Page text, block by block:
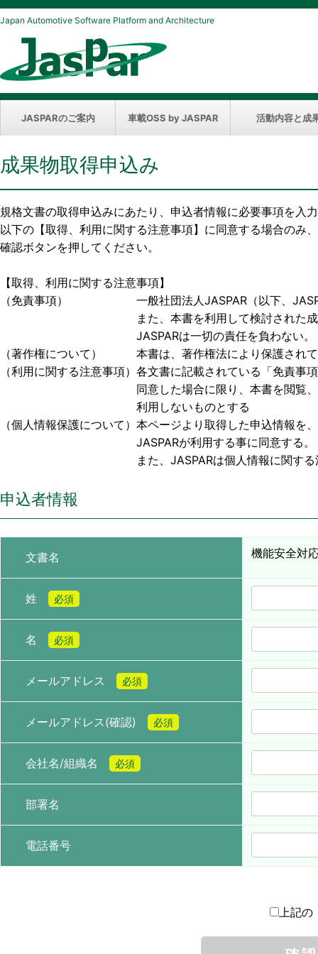
Japan Automotive Software Platform and Architecture
JASPARのご案内 車載OSS by JASPAR 活動内容と成
成果物取得申込み
規格文書の取得申込みにあたり、申込者情報に必要事項を入
以下の【取得、利用に関する注意事項】に同意する場合のみ
確認ボタンを押してください。
【取得、利用に関する注意事項】
（免責事項） 一般社団法人JASPAR（以下、
また、本書を利用して検討された成果物、また
JASPARは一切の責任を負わない。
（著作権について） 本書は、著作権法により保護されて
（利用に関する注意事項）各文書に記載されている「免責
同意した場合に限り、本書を閲覧、利用する
利用しないものとする
（個人情報保護について）本ページより取得した申込情報
JASPARが利用する事に同意する。
また、JASPARは個人情報に関する法令およ
申込者情報
文書名 機能安全対
姓 必須
名 必須
メールアドレス 必須
メールアドレス(確認) 必須
会社名/組織名 必須
部署名
電話番号
上記の